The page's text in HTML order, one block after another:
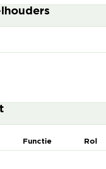
Functie Rol